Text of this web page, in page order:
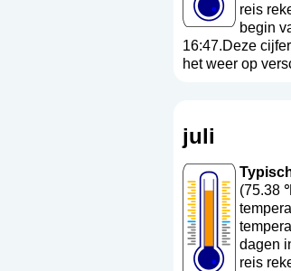
reis
begin
16:47.Deze
het weer op
juli
(75.38
dagen
reis